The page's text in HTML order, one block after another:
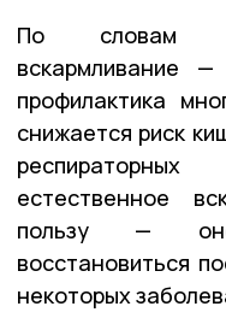
По словам
вскармливание
профилактика
снижается риск
естественное
пользу —
восстановиться
некоторых